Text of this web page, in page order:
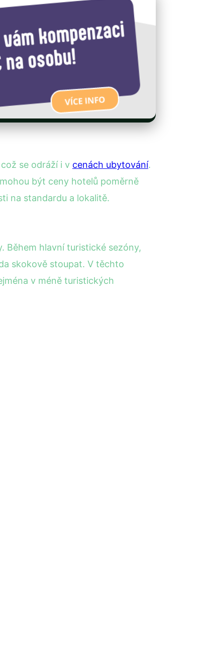
se odráží i v cenách ubytování.
být ceny hotelů poměrně
na standardu a lokalitě.
Během hlavní turistické sezóny,
skokově stoupat. V těchto
v méně turistických